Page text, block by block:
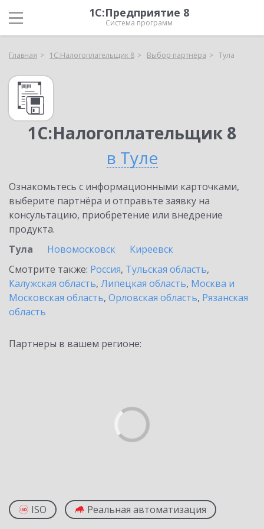
1С:Предприятие 8
Система программ
Главная 1С:Налогоплательщик 8 Выбор партнёра Тула
1С:Налогоплательщик 8
в Туле
Ознакомьтесь с информационными карточками,
выберите партнёра и отправьте заявку на
консультацию, приобретение или внедрение
продукта.
Тула
Новомосковск
Киреевск
Смотрите также: Россия, Тульская область,
Калужская область, Липецкая область, Москва и
Московская область, Орловская область, Рязанская
область
Партнеры в вашем регионе:
ISO Реальная автоматизация